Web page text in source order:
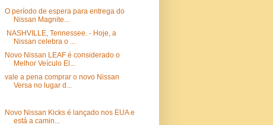
O período de espera para entrega do
Nissan Magnite...
NASHVILLE, Tennessee. - Hoje, a
Nissan celebra o ...
Novo Nissan LEAF é considerado o
Melhor Veículo El...
vale a pena comprar o novo Nissan
Versa no lugar d...
Novo Nissan Kicks é lançado nos EUA e
está a camin...